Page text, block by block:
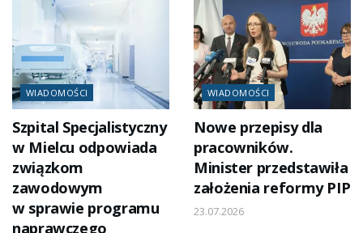
WIADOMOŚCI
Szpital Specjalistyczny
w Mielcu odpowiada
związkom
zawodowym
w sprawie programu
naprawczego
WIADOMOŚCI
Nowe przepisy dla
pracowników.
Minister przedstawiła
założenia reformy PIP
23.07.2026